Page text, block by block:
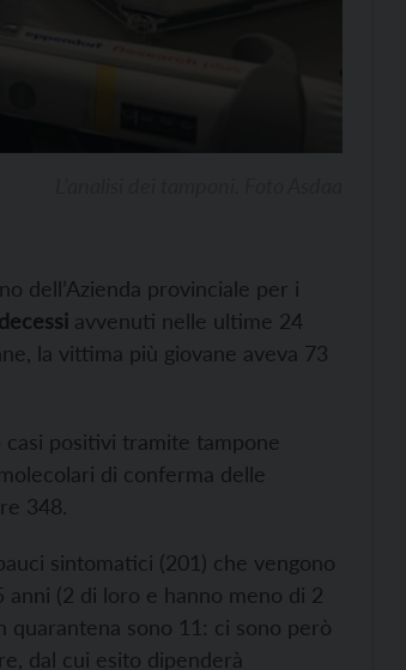
dell’Azienda provinciale per i
decessi avvenuti nelle ultime 24
la vittima più giovane aveva 73
casi positivi tramite tampone
di conferma delle
348.
sintomatici (201) che vengono
anni (2 di loro e hanno meno di 2
quarantena sono 11: ci sono però
dal cui esito dipenderà